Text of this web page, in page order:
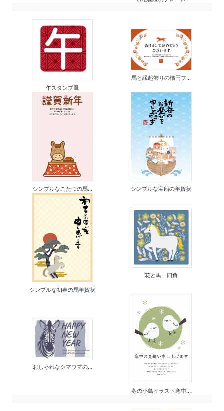
午スタンプ風
馬と縁起飾りの楕円フ...
シンプルなこたつの馬... シンプルな宝船の年賀状
シンプルな初春の馬年賀状
花と馬 四角
おしゃれなシマウマの...
冬の小鳥イラスト寒中...